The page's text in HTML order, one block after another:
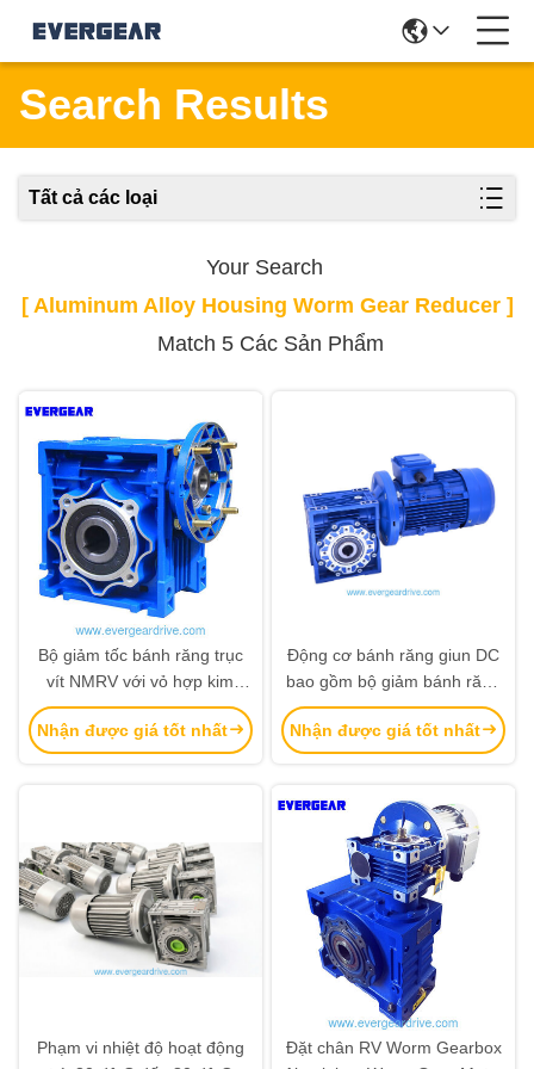
Search Results
Tất cả các loại
Your Search
[ Aluminum Alloy Housing Worm Gear Reducer ]
Match 5 Các Sản Phẩm
Bộ giảm tốc bánh răng trục
vít NMRV với vỏ hợp kim
nhôm, trục vít cứng và dải
công suất 0.06~22kw
Nhận được giá tốt nhất
Động cơ bánh răng giun DC
bao gồm bộ giảm bánh răng
giun hoàn hảo cho thiết bị
đóng gói và dây chuyền lắp
ráp tự động
Nhận được giá tốt nhất
Phạm vi nhiệt độ hoạt động
Đặt chân RV Worm Gearbox